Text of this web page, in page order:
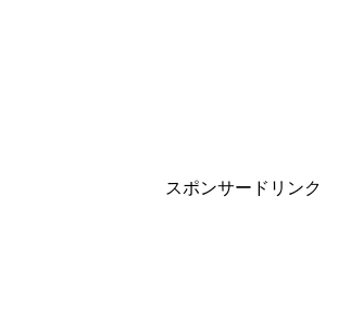
スポンサードリンク